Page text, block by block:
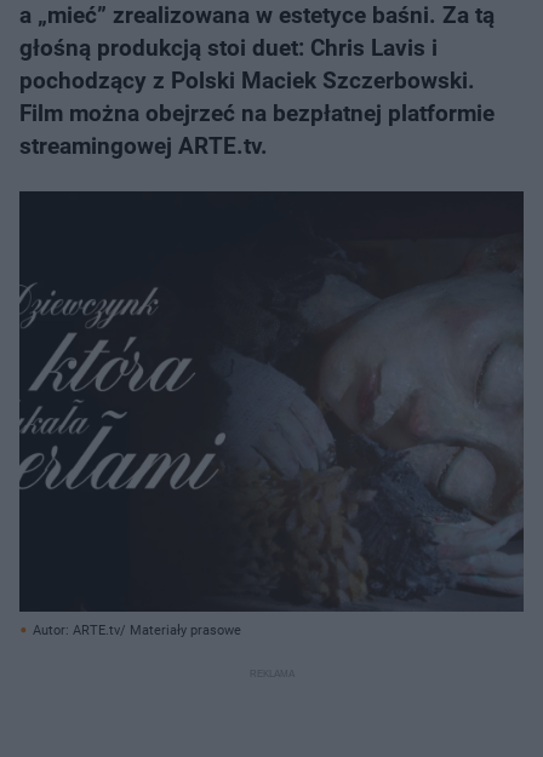
a „mieć” zrealizowana w estetyce baśni. Za tą
głośną produkcją stoi duet: Chris Lavis i
pochodzący z Polski Maciek Szczerbowski.
Film można obejrzeć na bezpłatnej platformie
streamingowej ARTE.tv.
Autor: ARTE.tv/ Materiały prasowe